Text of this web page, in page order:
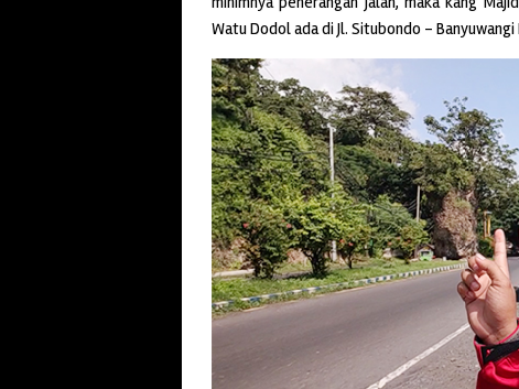
Watu Dodol ada di Jl. Situbondo –